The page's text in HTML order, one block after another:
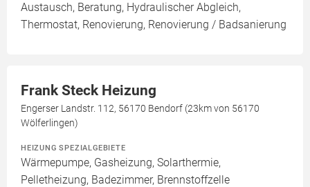
Austausch, Beratung, Hydraulischer Abgleich,
Thermostat, Renovierung, Renovierung / Badsanierung
Frank Steck Heizung
Engerser Landstr. 112, 56170 Bendorf (23km von 56170
Wölferlingen)
HEIZUNG SPEZIALGEBIETE
Wärmepumpe, Gasheizung, Solarthermie,
Pelletheizung, Badezimmer, Brennstoffzelle